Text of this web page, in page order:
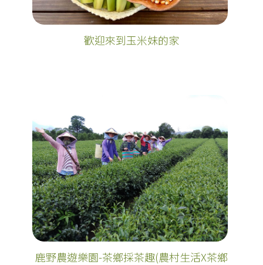
歡迎來到玉米妹的家
鹿野農遊樂園-茶鄉採茶趣(農村生活X茶鄉